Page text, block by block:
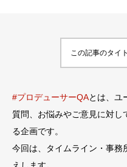
この記事のタイ
#プロデューサーQAとは、ユ
質問、お悩みやご意見に対し
る企画です。
今回は、タイムライン・事務